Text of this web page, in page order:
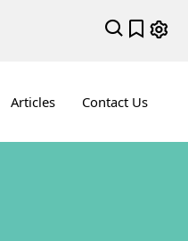
Articles Contact Us